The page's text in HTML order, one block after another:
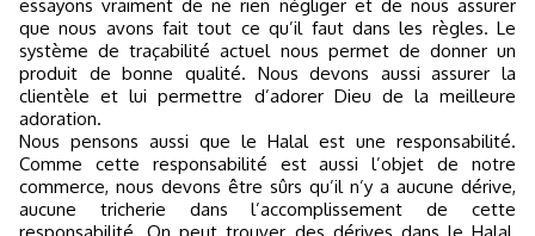
essayons vraiment de ne rien négliger et de nous assurer
que nous avons fait tout ce qu’il faut dans les règles. Le
système de traçabilité actuel nous permet de donner un
produit de bonne qualité. Nous devons aussi assurer la
clientèle et lui permettre d’adorer Dieu de la meilleure
adoration.
Nous pensons aussi que le Halal est une responsabilité.
Comme cette responsabilité est aussi l’objet de notre
commerce, nous devons être sûrs qu’il n’y a aucune dérive,
aucune tricherie dans l’accomplissement de cette